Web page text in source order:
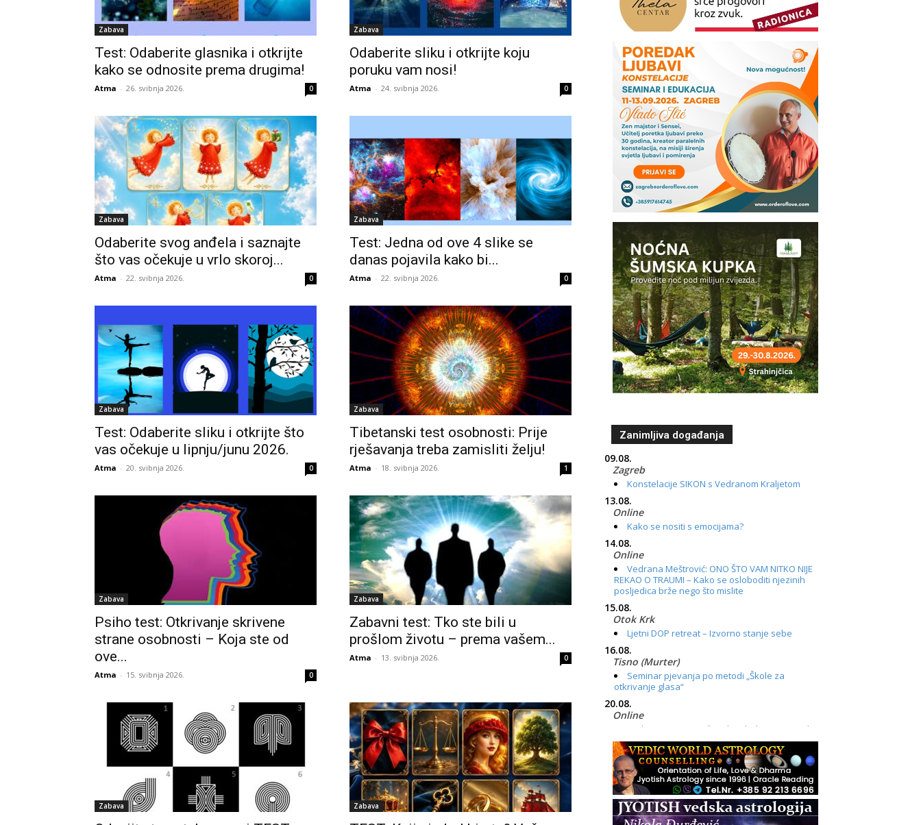
Zabava
Test: Odaberite glasnika i otkrijte
kako se odnosite prema drugima!
Atma - 26. svibnja 2026. 0
Zabava
Odaberite sliku i otkrijte koju
poruku vam nosi!
Atma - 24. svibnja 2026. 0
Zabava
Odaberite svog anđela i saznajte
što vas očekuje u vrlo skoroj...
Atma - 22. svibnja 2026. 0
Zabava
Test: Jedna od ove 4 slike se
danas pojavila kako bi...
Atma - 22. svibnja 2026. 0
Zabava
Test: Odaberite sliku i otkrijte što
vas očekuje u lipnju/junu 2026.
Atma - 20. svibnja 2026. 0
Zabava
Tibetanski test osobnosti: Prije
rješavanja treba zamisliti želju!
Atma - 18. svibnja 2026. 1
Zabava
Psiho test: Otkrivanje skrivene
strane osobnosti – Koja ste od
ove...
Atma - 15. svibnja 2026. 0
Zabava
Zabavni test: Tko ste bili u
prošlom životu – prema vašem...
Atma - 13. svibnja 2026. 0
Zabava Zabava
Zanimljiva događanja
09.08.
Zagreb
Konstelacije SIKON s Vedranom Kraljetom
13.08.
Online
Kako se nositi s emocijama?
14.08.
Online
Vedrana Meštrović: ONO ŠTO VAM NITKO NIJE
REKAO O TRAUMI – Kako se osloboditi njezinih
posljedica brže nego što mislite
15.08.
Otok Krk
Ljetni DOP retreat – Izvorno stanje sebe
16.08.
Tisno (Murter)
Seminar pjevanja po metodi „Škole za
otkrivanje glasa“
20.08.
Online
Radionica: Pomagači iz drugih dimenzija Online
– otvoreno za sve
21.08.
Zagreb+Online
Osnovni ThetaHealing® tečaj, Zagreb i Online
22.08.
Pula